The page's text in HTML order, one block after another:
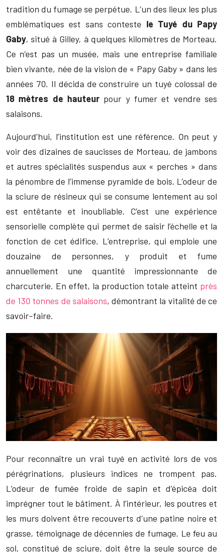
tradition du fumage se perpétue. L’un des lieux les plus
emblématiques est sans conteste le Tuyé du Papy
Gaby, situé à Gilley, à quelques kilomètres de Morteau.
Ce n’est pas un musée, mais une entreprise familiale
bien vivante, née de la vision de « Papy Gaby » dans les
années 70. Il décida de construire un tuyé colossal de
18 mètres de hauteur pour y fumer et vendre ses
salaisons.
Aujourd’hui, l’institution est une référence. On peut y
voir des dizaines de saucisses de Morteau, de jambons
et autres spécialités suspendus aux « perches » dans
la pénombre de l’immense pyramide de bois. L’odeur de
la sciure de résineux qui se consume lentement au sol
est entêtante et inoubliable. C’est une expérience
sensorielle complète qui permet de saisir l’échelle et la
fonction de cet édifice. L’entreprise, qui emploie une
douzaine de personnes, y produit et fume
annuellement une quantité impressionnante de
charcuterie. En effet, la production totale atteint près
de 130 tonnes de salaisons, démontrant la vitalité de ce
savoir-faire.
Pour reconnaître un vrai tuyé en activité lors de vos
pérégrinations, plusieurs indices ne trompent pas.
L’odeur de fumée froide de sapin et d’épicéa doit
imprégner tout le bâtiment. À l’intérieur, les poutres et
les murs doivent être recouverts d’une patine noire et
grasse, témoignage de décennies de fumage. Le feu au
sol, constitué de sciure, doit être la seule source de